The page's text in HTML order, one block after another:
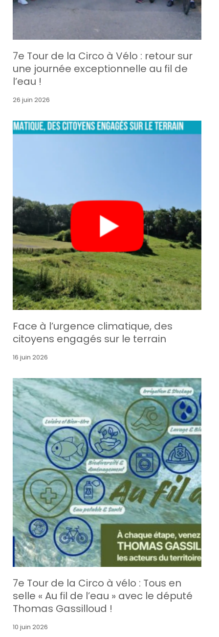
7e Tour de la Circo à Vélo : retour sur
une journée exceptionnelle au fil de
l’eau !
26 juin 2026
Face à l’urgence climatique, des
citoyens engagés sur le terrain
16 juin 2026
7e Tour de la Circo à vélo : Tous en
selle « Au fil de l’eau » avec le député
Thomas Gassilloud !
10 juin 2026